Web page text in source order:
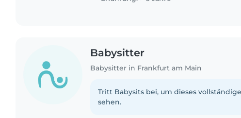
Babysitter
Babysitter in Frankfurt am Main
Tritt Babysits bei, um dieses
sehen.